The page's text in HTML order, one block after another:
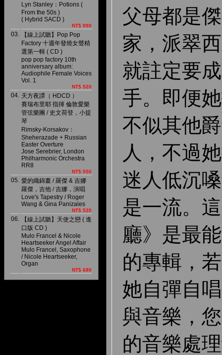
Lyn Stanley：Potions (
From the 50s )
( Hybrid SACD )
NT$ 990
03.
【線上試聽】Pop Pop
Factory 十週年發燒女聲精
選第一輯 ( CD )
pop pop factory 10th
anniversary album:
Audiophile Female Voices
Vol. 1
NT$ 520
04. 天方夜譚（ HDCD ）
賽瑞布里耶 指揮 倫敦愛樂
管弦樂團 / 史文荷登，小提
琴
Rimsky-Korsakov：
Sheherazade + Russian
Easter Overture
Jose Serebrier, London
Philharmonic Orchestra
RR8
NT$ 550
05. 愛的織錦畫 / 羅傑 & 吉娜
羅傑，吉他 / 吉娜，演唱
Love's Tapestry / Roger
Wang & Gina Panizales
NT$ 520
06.
【線上試聽】天使之戀 ( 進
口版 CD )
Mulo Francel & Nicole
Heartseeker Angel Affair
Mulo Francel, Saxophone
/ Nicole Heartseeker,
Organ
NT$ 680
父母都是
家，派翠
就註定要
手。即便
不似其他
人，不過
迷人低沉
是一流。
廳》是最
的專輯，
她自彈自
與音樂，
的音樂處